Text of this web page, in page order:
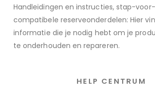
Handleidingen en instructies, stap-
compatibele reserveonderdelen: Hier
informatie die je nodig hebt om je
te onderhouden en repareren.
HELP CENTRUM